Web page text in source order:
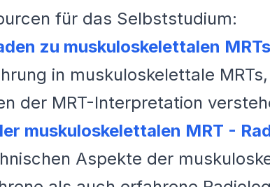
für das Selbststudium:
zu muskuloskelettalen
in muskuloskelettale
der MRT-Interpretation
muskuloskelettalen MRT -
Aspekte der